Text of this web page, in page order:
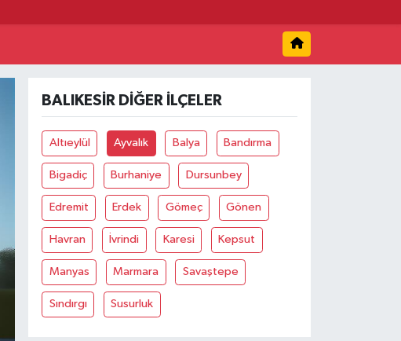
BALIKESIR DIĞER İLÇELER
Altıeylül Ayvalık Balya Bandırma
Bigadiç Burhaniye Dursunbey
Edremit Erdek Gömeç Gönen
Havran İvrindi Karesi Kepsut
Manyas Marmara Savaştepe
Sındırgı Susurluk